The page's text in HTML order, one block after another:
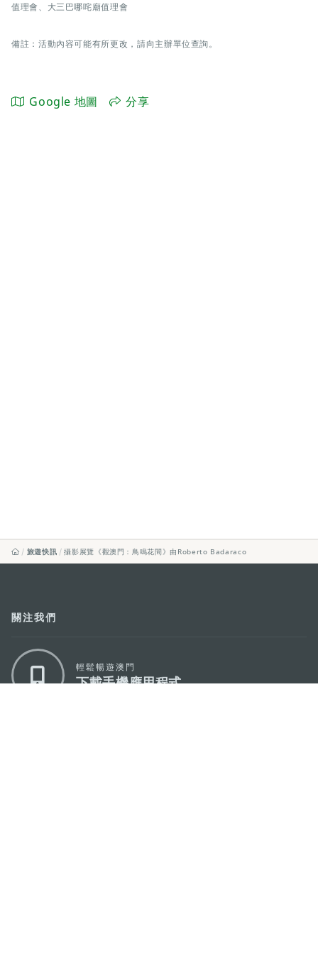
值理會、大三巴哪咤廟值理會
備註：活動內容可能有所更改，請向主辦單位查詢。
Google 地圖 分享
旅遊快訊 攝影展覽《觀澳門：鳥鳴花間》由Roberto Badaraco
關注我們
輕鬆暢遊澳門
下載手機應用程式